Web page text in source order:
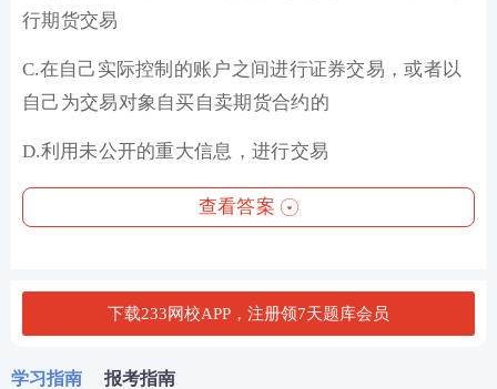
行期货交易
C.在自己实际控制的账户之间进行证券交易，或者以
自己为交易对象自买自卖期货合约的
D.利用未公开的重大信息，进行交易
查看答案
下载233网校APP，注册领7天题库会员
学习指南 报考指南